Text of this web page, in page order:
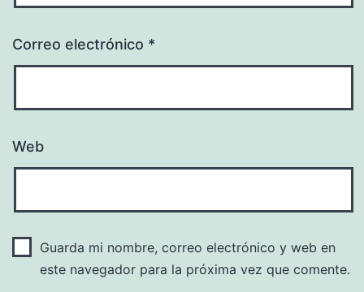
Correo electrónico *
Web
Guarda mi nombre, correo electrónico y web en
este navegador para la próxima vez que comente.